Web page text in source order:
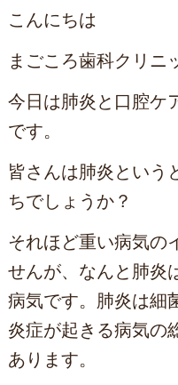
こんにちは
まごころ歯科クリニ
今日は肺炎と口腔ケ
です。
皆さんは肺炎という
ちでしょうか？
それほど重い病気の
せんが、なんと肺炎
病気です。肺炎は細
炎症が起きる病気の
あります。